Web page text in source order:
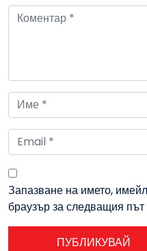
Запазване на името,
браузър за следващия път